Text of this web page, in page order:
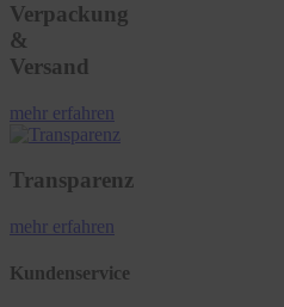
Verpackung
&
Versand
mehr erfahren
Transparenz
mehr erfahren
Kundenservice